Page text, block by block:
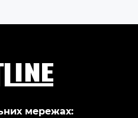
мережах: